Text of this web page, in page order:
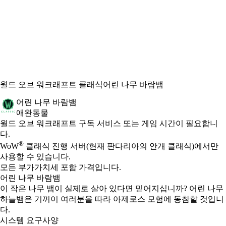
월드 오브 워크래프트 클래식어린 나무 바람뱀
어린 나무 바람뱀
애완동물
가격
Available actions
월드 오브 워크래프트 구독 서비스 또는 게임 시간이 필요합니
다.
WoW® 클래식 진행 서버(현재 판다리아의 안개 클래식)에서만
사용할 수 있습니다.
모든 부가가치세 포함 가격입니다.
어린 나무 바람뱀
이 작은 나무 뱀이 실제로 살아 있다면 믿어지십니까? 어린 나무
하늘뱀은 기꺼이 여러분을 따라 아제로스 모험에 동참할 것입니
다.
시스템 요구사양